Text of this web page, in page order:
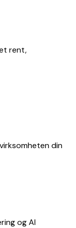
rent,
din
og AI